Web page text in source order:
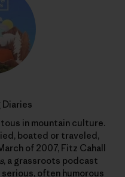
in mountain culture.
boated or traveled,
of 2007, Fitz Cahall
, a grassroots podcast
often humorous